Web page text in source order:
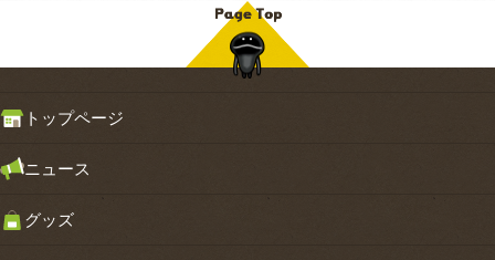
トップページ
ニュース
グッズ